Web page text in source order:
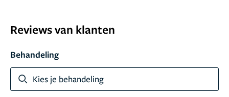
Reviews van klanten
Behandeling
Kies je behandeling